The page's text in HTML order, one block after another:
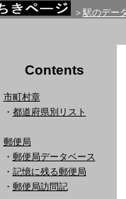
＞ 駅のデー
Contents
市町村章
・ 都道府県別リスト
郵便局
・ 郵便局データベース
・ 記憶に残る郵便局
・ 郵便局訪問記